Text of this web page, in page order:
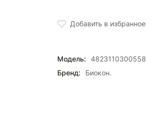
Добавить в избранное
Модель:
4823110300558
Бренд:
Биокон.